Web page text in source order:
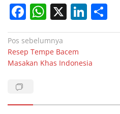
F
a
c
e
o
W
h
at
s
p
X Li
n
e
h
Navigasi
pos
Pos sebelumnya
Resep Tempe Bacem
Masakan Khas Indonesia